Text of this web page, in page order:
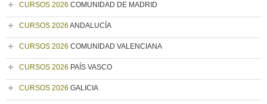
CURSOS 2026 COMUNIDAD DE MADRID
CURSOS 2026 ANDALUCÍA
CURSOS 2026 COMUNIDAD VALENCIANA
CURSOS 2026 PAÍS VASCO
CURSOS 2026 GALICIA